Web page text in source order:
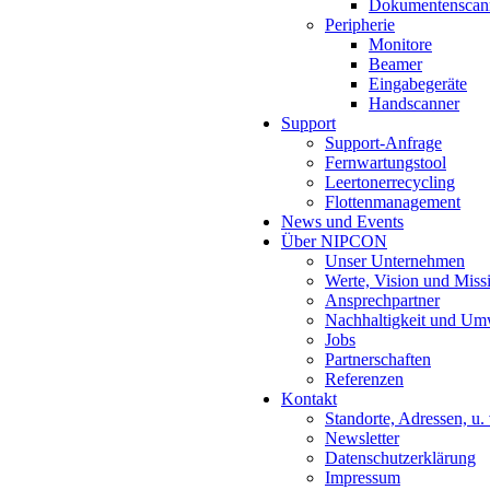
Peripherie
Monitore
Beamer
Eingabegeräte
Handscanner
Support
Support-Anfrage
Fernwartungstool
Leertonerrecycling
Flottenmanagement
News und Events
Über NIPCON
Unser Unternehmen
Werte, Vision und
Ansprechpartner
Nachhaltigkeit und
Jobs
Partnerschaften
Referenzen
Kontakt
Standorte, Adressen, u.
Newsletter
Datenschutzerklärung
Impressum